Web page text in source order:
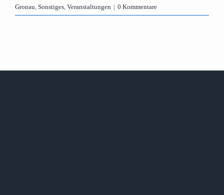
Gronau, Sonstiges, Veranstaltungen | 0 Kommentare